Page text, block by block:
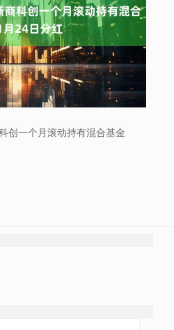
创一个月滚动持有混合基金